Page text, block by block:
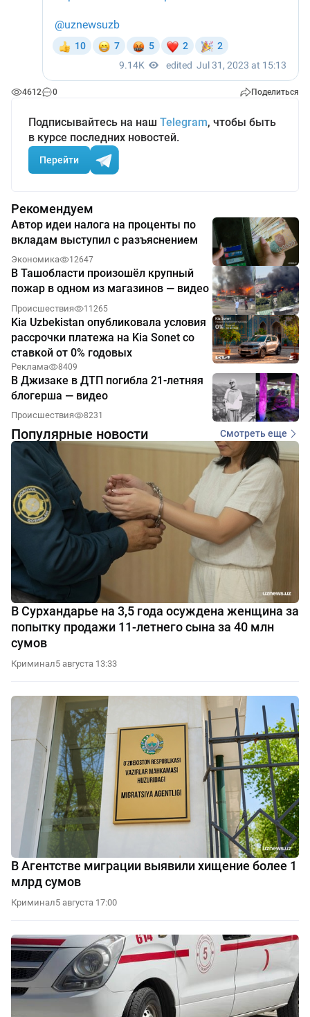
4612 0 Поделиться
Подписывайтесь на наш Telegram, чтобы быть
в курсе последних новостей.
Перейти
Рекомендуем
Автор идеи налога на проценты по
вкладам выступил с разъяснением
Экономика 12647
В Ташобласти произошёл крупный
пожар в одном из магазинов — видео
Происшествия 11265
Kia Uzbekistan опубликовала условия
рассрочки платежа на Kia Sonet со
ставкой от 0% годовых
Реклама 8409
В Джизаке в ДТП погибла 21-летняя
блогерша — видео
Происшествия 8231
Популярные новости Смотреть еще
В Сурхандарье на 3,5 года осуждена женщина за
попытку продажи 11-летнего сына за 40 млн
сумов
Криминал5 августа 13:33
В Агентстве миграции выявили хищение более 1
млрд сумов
Криминал5 августа 17:00